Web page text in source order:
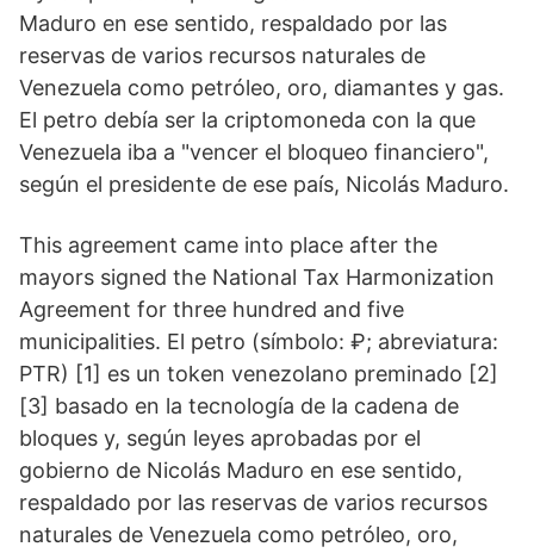
Maduro en ese sentido, respaldado por las
reservas de varios recursos naturales de
Venezuela como petróleo, oro, diamantes y gas.
El petro debía ser la criptomoneda con la que
Venezuela iba a "vencer el bloqueo financiero",
según el presidente de ese país, Nicolás Maduro.
This agreement came into place after the
mayors signed the National Tax Harmonization
Agreement for three hundred and five
municipalities. El petro (símbolo: ₽; abreviatura:
PTR) [1] es un token venezolano preminado [2]
[3] basado en la tecnología de la cadena de
bloques y, según leyes aprobadas por el
gobierno de Nicolás Maduro en ese sentido,
respaldado por las reservas de varios recursos
naturales de Venezuela como petróleo, oro,